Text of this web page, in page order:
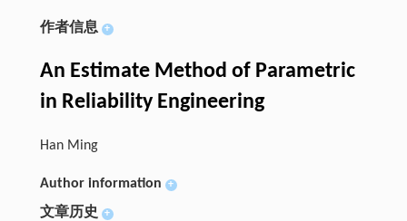
作者信息 +
An Estimate Method of Parametric
in Reliability Engineering
Han Ming
Author information +
文章历史 +